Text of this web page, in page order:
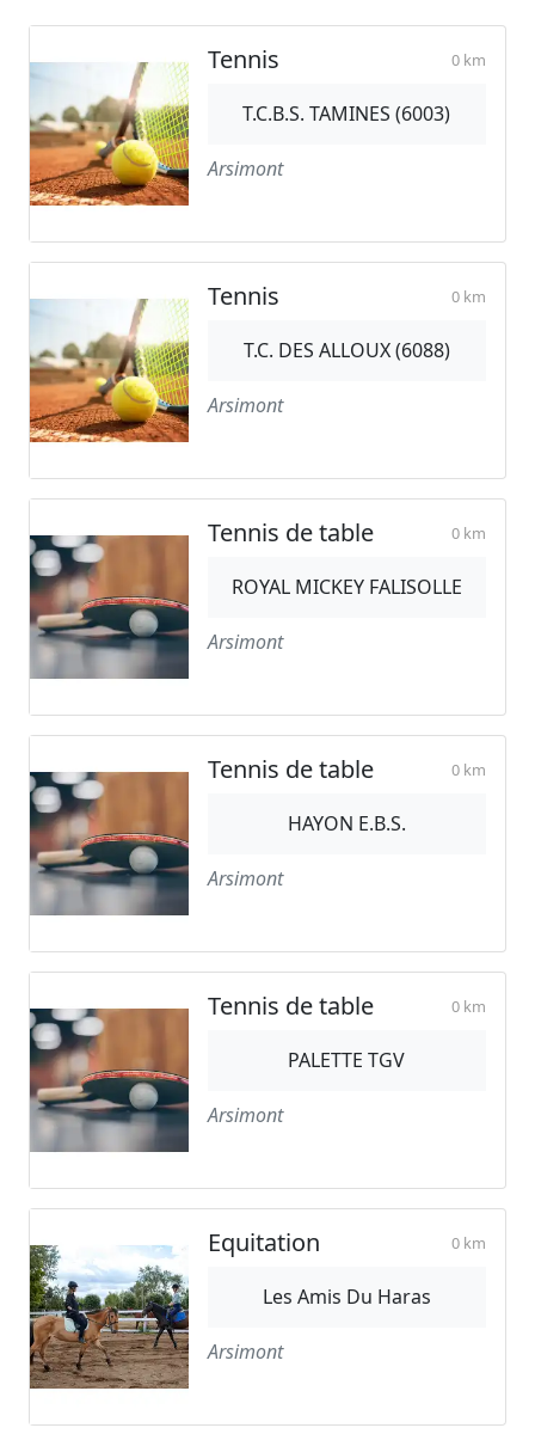
Tennis 0 km
T.C.B.S. TAMINES (6003)
Arsimont
Tennis 0 km
T.C. DES ALLOUX (6088)
Arsimont
Tennis de table 0 km
ROYAL MICKEY FALISOLLE
Arsimont
Tennis de table 0 km
HAYON E.B.S.
Arsimont
Tennis de table 0 km
PALETTE TGV
Arsimont
Equitation 0 km
Les Amis Du Haras
Arsimont